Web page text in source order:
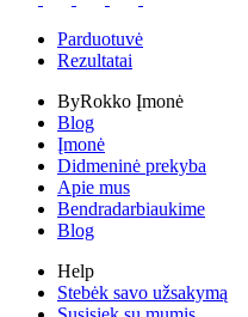
Parduotuvė
Rezultatai
ByRokko Įmonė
Blog
Įmonė
Didmeninė prekyba
Apie mus
Bendradarbiaukime
Blog
Help
Stebėk savo užsakymą